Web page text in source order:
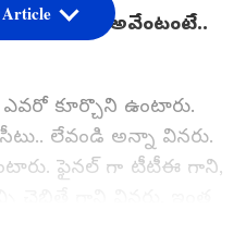
ఉంటాయి. అవేంటంటే..
ఎవరో కూర్చొని ఉంటారు.
లేవండి అన్నా వినరు.
ఫైనల్ గా టీటీఈ గాని,